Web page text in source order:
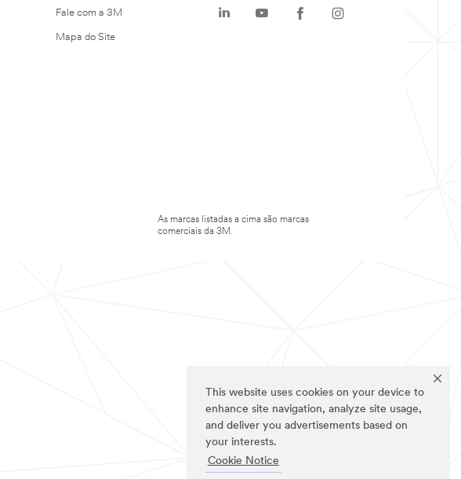
This website uses cookies on your device to
enhance site navigation, analyze site usage,
and deliver you advertisements based on
your interests.
Cookie Notice
Fale com a 3M
Mapa do Site
As marcas listadas a cima são marcas
comerciais da 3M.